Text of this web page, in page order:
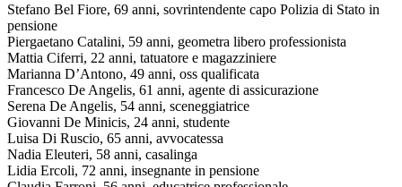
Stefano Bel Fiore, 69 anni, sovrintendente capo Polizia di Stato in
pensione
Piergaetano Catalini, 59 anni, geometra libero professionista
Mattia Ciferri, 22 anni, tatuatore e magazziniere
Marianna D’Antono, 49 anni, oss qualificata
Francesco De Angelis, 61 anni, agente di assicurazione
Serena De Angelis, 54 anni, sceneggiatrice
Giovanni De Minicis, 24 anni, studente
Luisa Di Ruscio, 65 anni, avvocatessa
Nadia Eleuteri, 58 anni, casalinga
Lidia Ercoli, 72 anni, insegnante in pensione